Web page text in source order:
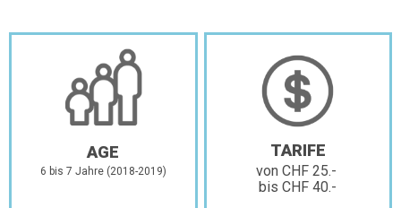
AGE
6 bis 7 Jahre (2018-2019)
TARIFE
von CHF 25.-
bis CHF 40.-